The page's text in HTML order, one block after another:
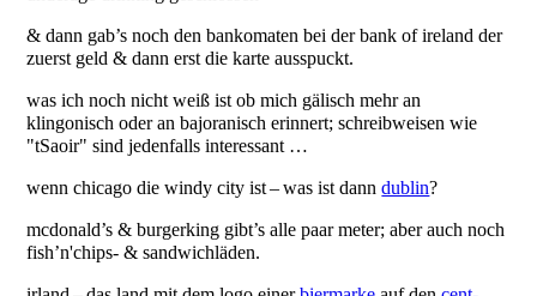
& dann gab’s noch den bankomaten bei der bank of ireland der
zuerst geld & dann erst die karte ausspuckt.
was ich noch nicht weiß ist ob mich gälisch mehr an
klingonisch oder an bajoranisch erinnert; schreibweisen wie
"tSaoir" sind jedenfalls interessant …
wenn chicago die windy city ist – was ist danndublin?
mcdonald’s & burgerking gibt’s alle paar meter; aber auch noch
fish’n'chips- & sandwichläden.